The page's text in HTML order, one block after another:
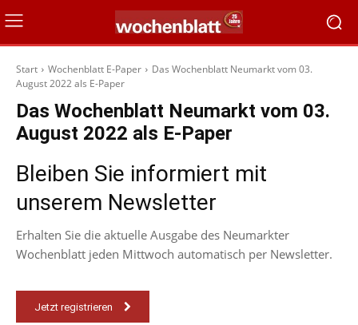
Start Wochenblatt E-Paper
Das Wochenblatt Neumarkt vom 03.
August 2022 als E-Paper
Das Wochenblatt Neumarkt vom 03.
August 2022 als E-Paper
Bleiben Sie informiert mit
unserem Newsletter
Erhalten Sie die aktuelle Ausgabe des Neumarkter
Wochenblatt jeden Mittwoch automatisch per Newsletter.
Jetzt registrieren